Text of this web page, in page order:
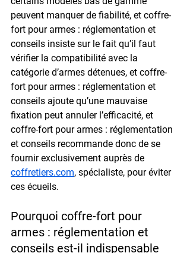
peuvent manquer de fiabilité, et coffre-
fort pour armes : réglementation et
conseils insiste sur le fait qu’il faut
vérifier la compatibilité avec la
catégorie d’armes détenues, et coffre-
fort pour armes : réglementation et
conseils ajoute qu’une mauvaise
fixation peut annuler l’efficacité, et
coffre-fort pour armes : réglementation
et conseils recommande donc de se
fournir exclusivement auprès de
coffretiers.com, spécialiste, pour éviter
ces écueils.
Pourquoi coffre-fort pour
armes : réglementation et
conseils est-il indispensable